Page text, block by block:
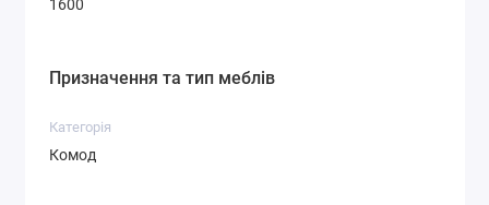
1600
Призначення та тип меблів
Категорія
Комод